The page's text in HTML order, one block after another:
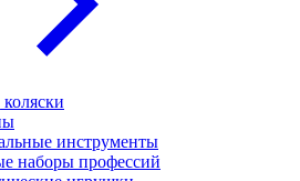
инструменты
наборы профессий